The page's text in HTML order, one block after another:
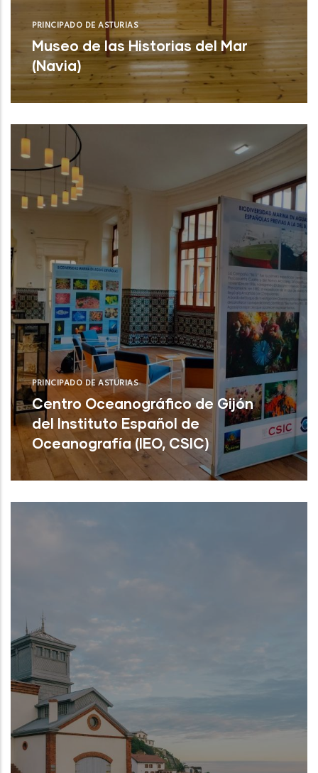
PRINCIPADO DE ASTURIAS
Museo de las Historias del Mar
(Navia)
Museo de las Historias del Mar (Navia)
NUEVO
PRINCIPADO DE ASTURIAS
Centro Oceanográfico de Gijón
del Instituto Español de
Oceanografía (IEO, CSIC)
Centro Oceanográfico de Gijón del
Instituto Español de Oceanografía (IEO,